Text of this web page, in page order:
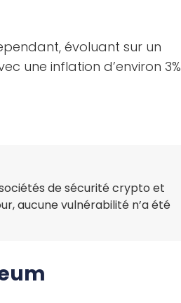
évoluant sur un
une inflation d’environ 3%
de sécurité crypto et
aucune vulnérabilité n’a été